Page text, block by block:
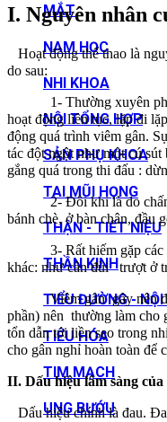
MẮT
NAM HỌC
NHI KHOA
NỘI TỔNG HỢP
SẢN PHỤ KHOA
TAI MŨI HỌNG
THẬN - TIẾT NIỆU
THẦN KINH
TIỂU ĐƯỜNG -
TIÊU HÓA
TIM MẠCH
UNG BƯỚU
I. Nguyên nhân
Hoạt động thể thao là
do sau:
1- Thường xuyên phải
hoạt động liên tục, lặp đi
động quá trình viêm gân.
tác đột ngột như một cú
gắng quá trong thi đấu :
2- Đôi khi là do chấn
bánh chè, ở bàn chân, đầu
3- Rất hiếm gặp các
khác: như cân đùi trượt ở
Viêm gân gây nên đứt
phần) nên thường làm cho
tổn dẫn tới liền sẹo trong
cho gân nghỉ hoàn toàn để
II. Dấu hiệu lâm sàng của
Dấu hiệu chính là đau.